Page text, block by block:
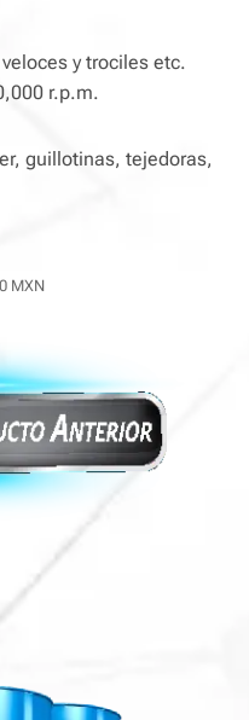
y trociles etc.
r.p.m.
guillotinas, tejedoras,
MXN